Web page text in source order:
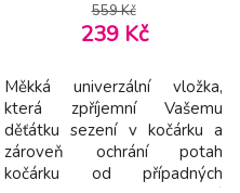
559 Kč
239 Kč
Měkká univerzální vložka,
která zpříjemní Vašemu
děťátku sezení v kočárku a
zároveň ochrání potah
kočárku od případných